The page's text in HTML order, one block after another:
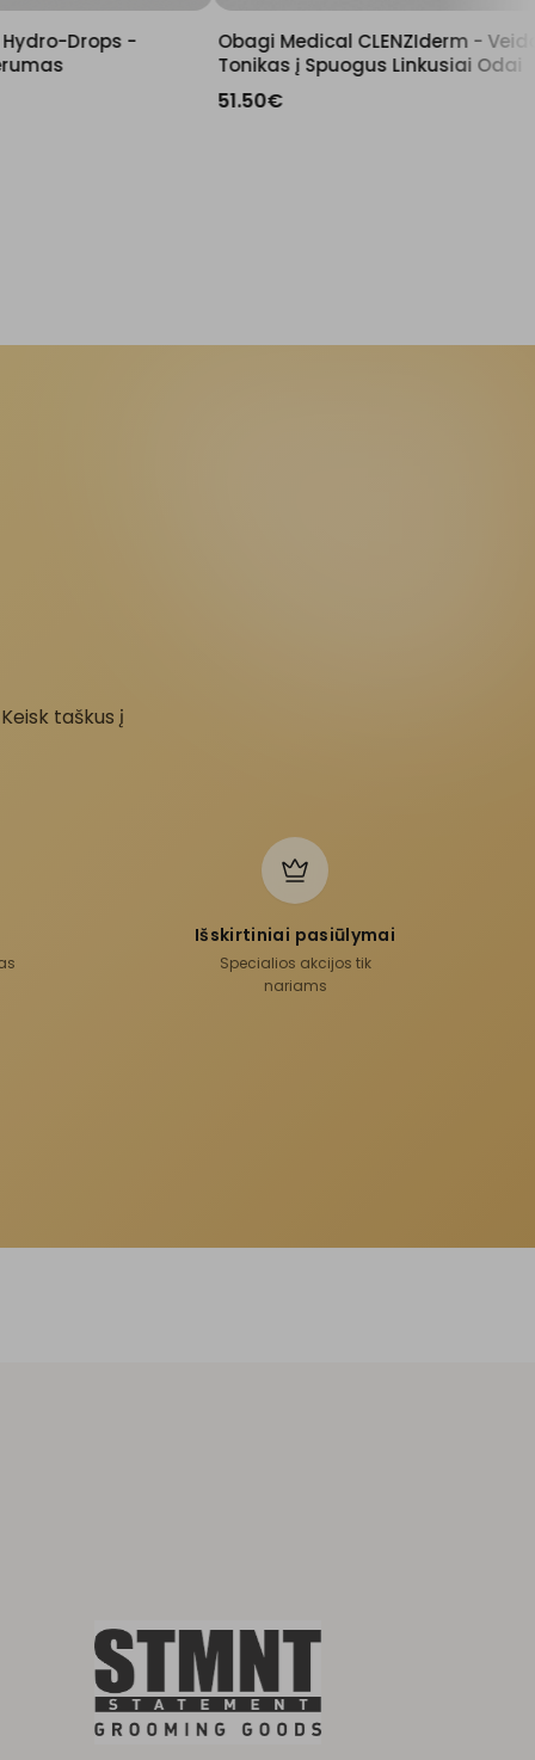
Obagi Medical CLENZIderm - Veido
Tonikas į Spuogus Linkusiai Odai
taškus į
Išskirtiniai pasiūlymai
Specialios akcijos tik
nariams